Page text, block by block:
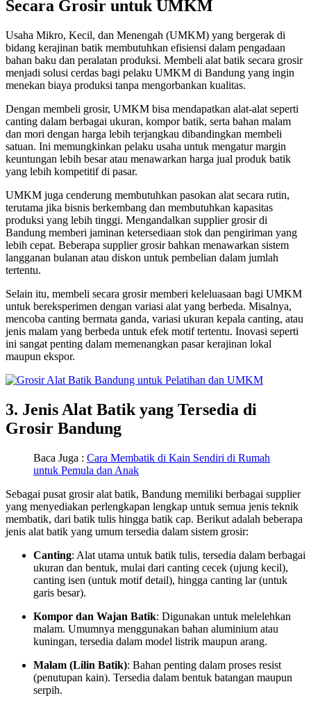
Secara Grosir untuk UMKM
Usaha Mikro, Kecil, dan Menengah (UMKM) yang bergerak di
bidang kerajinan batik membutuhkan efisiensi dalam pengadaan
bahan baku dan peralatan produksi. Membeli alat batik secara grosir
menjadi solusi cerdas bagi pelaku UMKM di Bandung yang ingin
menekan biaya produksi tanpa mengorbankan kualitas.
Dengan membeli grosir, UMKM bisa mendapatkan alat-alat seperti
canting dalam berbagai ukuran, kompor batik, serta bahan malam
dan mori dengan harga lebih terjangkau dibandingkan membeli
satuan. Ini memungkinkan pelaku usaha untuk mengatur margin
keuntungan lebih besar atau menawarkan harga jual produk batik
yang lebih kompetitif di pasar.
UMKM juga cenderung membutuhkan pasokan alat secara rutin,
terutama jika bisnis berkembang dan membutuhkan kapasitas
produksi yang lebih tinggi. Mengandalkan supplier grosir di
Bandung memberi jaminan ketersediaan stok dan pengiriman yang
lebih cepat. Beberapa supplier grosir bahkan menawarkan sistem
langganan bulanan atau diskon untuk pembelian dalam jumlah
tertentu.
Selain itu, membeli secara grosir memberi keleluasaan bagi UMKM
untuk bereksperimen dengan variasi alat yang berbeda. Misalnya,
mencoba canting bermata ganda, variasi ukuran kepala canting, atau
jenis malam yang berbeda untuk efek motif tertentu. Inovasi seperti
ini sangat penting dalam memenangkan pasar kerajinan lokal
maupun ekspor.
3. Jenis Alat Batik yang Tersedia di
Grosir Bandung
Baca Juga : Cara Membatik di Kain Sendiri di Rumah
untuk Pemula dan Anak
Sebagai pusat grosir alat batik, Bandung memiliki berbagai supplier
yang menyediakan perlengkapan lengkap untuk semua jenis teknik
membatik, dari batik tulis hingga batik cap. Berikut adalah beberapa
jenis alat batik yang umum tersedia dalam sistem grosir:
Canting: Alat utama untuk batik tulis, tersedia dalam berbagai
ukuran dan bentuk, mulai dari canting cecek (ujung kecil),
canting isen (untuk motif detail), hingga canting lar (untuk
garis besar).
Kompor dan Wajan Batik: Digunakan untuk melelehkan
malam. Umumnya menggunakan bahan aluminium atau
kuningan, tersedia dalam model listrik maupun arang.
Malam (Lilin Batik): Bahan penting dalam proses resist
(penutupan kain). Tersedia dalam bentuk batangan maupun
serpih.